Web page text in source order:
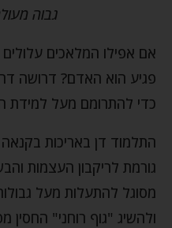
גבוה
אם אפילו המלאכים
פגיע הוא האדם? דרושה
כדי להתרומם מעל למידת
התלמוד דן באריכות
גורמת לריקבון העצמות
מסוגל להתעלות מעל
ולהשיג "גוף רוחני" החסין